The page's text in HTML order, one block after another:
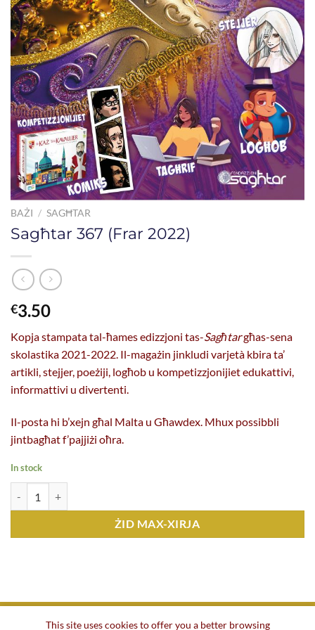
BAŻI / SAGĦTAR
Sagħtar 367 (Frar 2022)
€3.50
Kopja stampata tal-ħames edizzjoni tas-Sagħtargħas-sena
skolastika 2021-2022. Il-magażin jinkludi varjetà kbira ta’
artikli, stejjer, poeżiji, logħob u kompetizzjonijiet edukattivi,
informattivi u divertenti.
Il-posta hi b’xejn għal Malta u Għawdex. Mhux possibbli
jintbagħat f’pajjiżi oħra.
In stock
ŻID MAX-XIRJA
This site uses cookies to offer you a better browsing